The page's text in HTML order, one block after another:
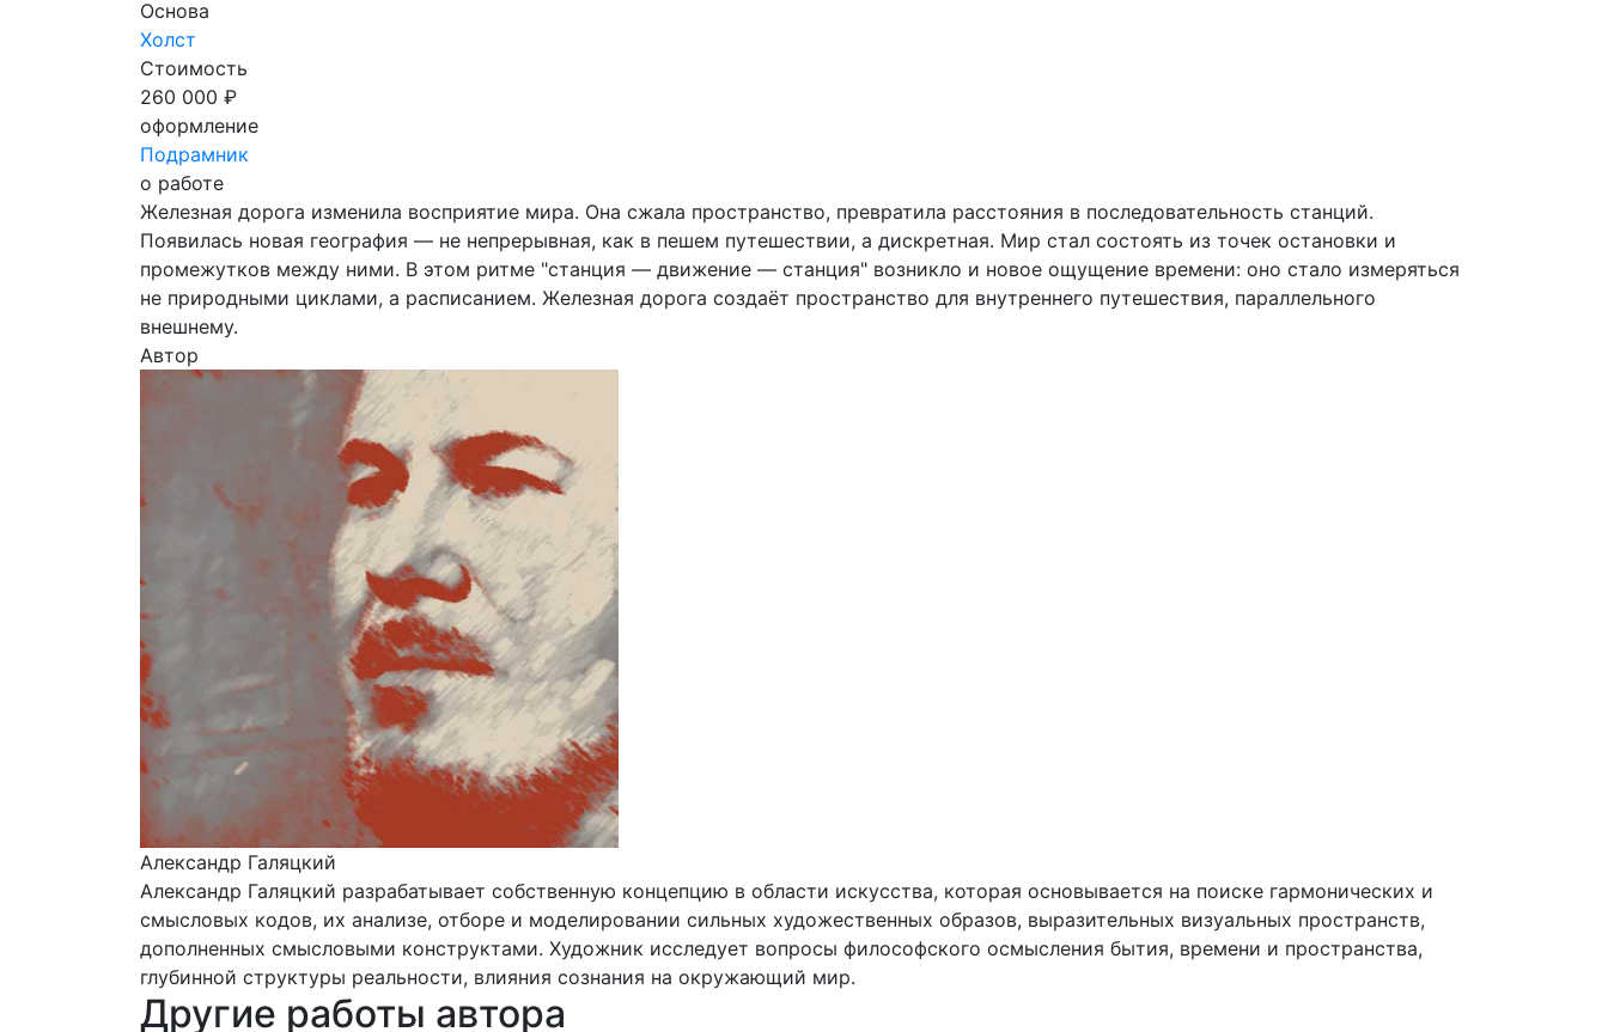
Основа
Холст
Стоимость
260 000 ₽
оформление
Подрамник
о работе
Железная дорога изменила восприятие мира. Она сжала пространство, превратила расстояния в последовательность станций.
Появилась новая география — не непрерывная, как в пешем путешествии, а дискретная. Мир стал состоять из точек остановки и
промежутков между ними. В этом ритме "станция — движение — станция" возникло и новое ощущение времени: оно стало измеряться
не природными циклами, а расписанием. Железная дорога создаёт пространство для внутреннего путешествия, параллельного
внешнему.
Автор
Александр Галяцкий
Александр Галяцкий разрабатывает собственную концепцию в области искусства, которая основывается на поиске гармонических и
смысловых кодов, их анализе, отборе и моделировании сильных художественных образов, выразительных визуальных пространств,
дополненных смысловыми конструктами. Художник исследует вопросы философского осмысления бытия, времени и пространства,
глубинной структуры реальности, влияния сознания на окружающий мир.
Другие работы автора